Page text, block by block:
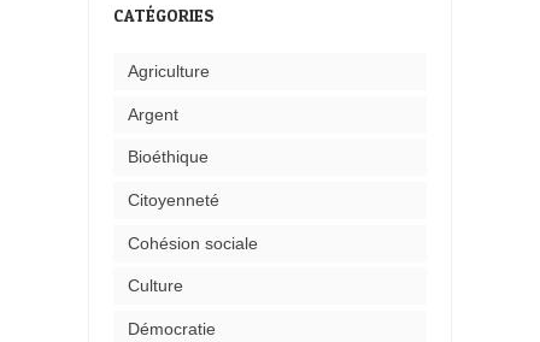
CATÉGORIES
Agriculture
Argent
Bioéthique
Citoyenneté
Cohésion sociale
Culture
Démocratie